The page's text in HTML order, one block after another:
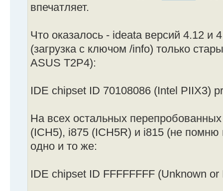
впечатляет.
Что оказалось - ideata версий 4.12 и
(загрузка с ключом /info) только
ASUS T2P4):
IDE chipset ID 70108086 (Intel PIIX3)
На всех остальных
(ICH5), i875 (ICH5R) и i815 (не помню
одно и то же:
IDE chipset ID FFFFFFFF (Unknown